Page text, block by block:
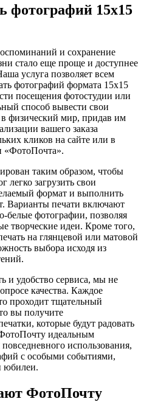
фотографий 15х15
и сохранение
стало еще проще и доступнее
услуга позволяет всем
фотографий формата 15х15
посещения фотостудии или
способ вывести свои
физический мир, придав им
вашего заказа
кликов на сайте или в
«ФотоПочта».
таким образом, чтобы
легко загрузить свои
формат и выполнить
Варианты печати включают
белые фотографии, позволяя
творческие идеи. Кроме того,
на глянцевой или матовой
выбора исходя из
и удобство сервиса, мы не
качества. Каждое
проходит тщательный
вы получите
которые будут радовать
идеальным
использования,
с особыми событиями,
юбилеи.
ФотоПочту